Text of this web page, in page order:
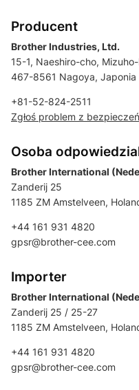
Producent
Brother Industries, Ltd.
15-1, Naeshiro-cho,
467-8561 Nagoya, Japonia
+81-52-824-2511
Zgłoś problem z
Osoba
Brother International
Zanderij 25
1185 ZM Amstelveen,
+44 161 931 4820
gpsr@brother-cee.com
Importer
Brother International
Zanderij 25 / 25-27
1185 ZM Amstelveen,
+44 161 931 4820
gpsr@brother-cee.com